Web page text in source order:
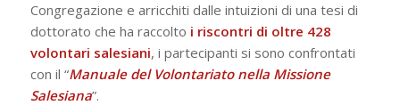
Congregazione e arricchiti dalle intuizioni di una tesi di
dottorato che ha raccolto i riscontri di oltre 428
volontari salesiani, i partecipanti si sono confrontati
con il “Manuale del Volontariato nella Missione
Salesiana”.